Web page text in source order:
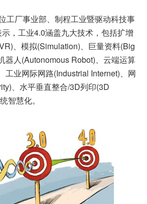
工厂事业部、制程工业暨驱动科技事
，工业4.0涵盖九大技术，包括扩增
、模拟(Simulation)、巨量资料(Big
器人(Autonomous Robot)、云端运算
工业网际网路(Industrial Internet)、网
、水平垂直整合/3D列印(3D
智慧化。